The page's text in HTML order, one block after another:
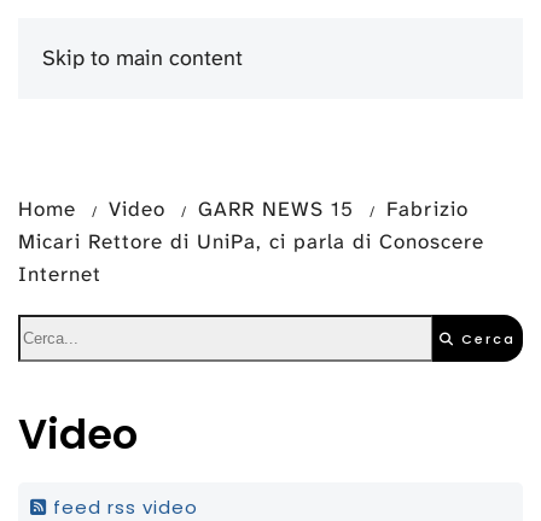
Skip to main content
Home Video GARR NEWS 15
Fabrizio
Micari Rettore di UniPa, ci parla di Conoscere
Internet
Cerca
Video
feed rss video